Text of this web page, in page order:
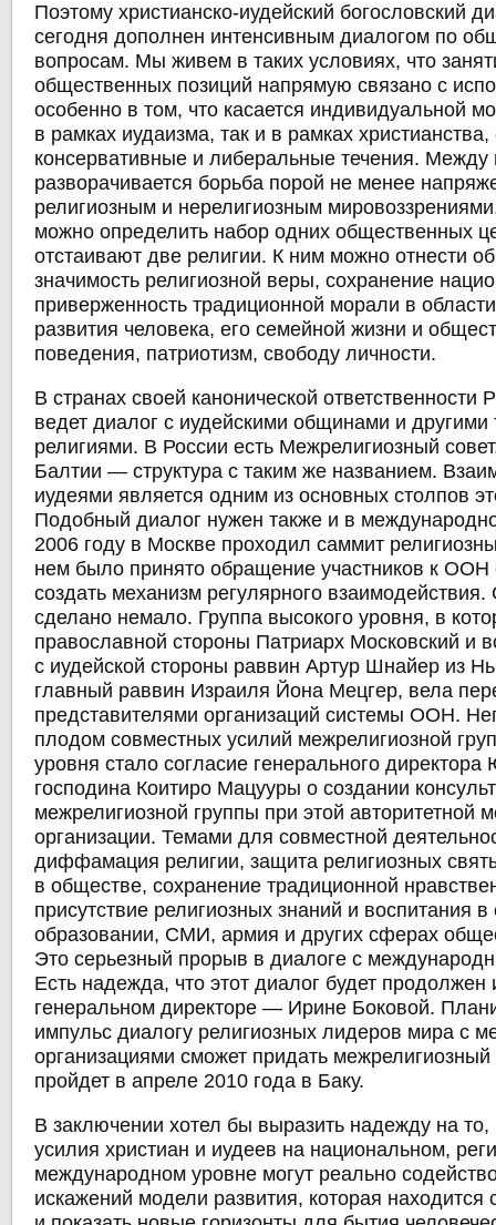
Поэтому христианско-иудейский богословский
сегодня дополнен интенсивным диалогом по
вопросам. Мы живем в таких условиях, что
общественных позиций напрямую связано с
особенно в том, что касается индивидуальной
в рамках иудаизма, так и в рамках христианства,
консервативные и либеральные течения. Между
разворачивается борьба порой не менее
религиозным и нерелигиозным
можно определить набор одних общественных
отстаивают две религии. К ним можно отнести
значимость религиозной веры, сохранение
приверженность традиционной морали в
развития человека, его семейной жизни и
поведения, патриотизм, свободу личности.
В странах своей канонической ответственности
ведет диалог с иудейскими общинами и
религиями. В России есть Межрелигиозный
Балтии — структура с таким же названием.
иудеями является одним из основных столпов
Подобный диалог нужен также и в
2006 году в Москве проходил саммит
нем было принято обращение участников к
создать механизм регулярного
сделано немало. Группа высокого уровня, в
православной стороны Патриарх Московский и
с иудейской стороны раввин Артур Шнайер из
главный раввин Израиля Йона Мецгер, вела
представителями организаций системы ООН.
плодом совместных усилий межрелигиозной
уровня стало согласие генерального
господина Коитиро Мацууры о создании
межрелигиозной группы при этой авторитетной
организации. Темами для совместной
диффамация религии, защита религиозных
в обществе, сохранение традиционной
присутствие религиозных знаний и воспитания в
образовании, СМИ, армия и других сферах
Это серьезный прорыв в диалоге с
Есть надежда, что этот диалог будет
генеральном директоре — Ирине Боковой.
импульс диалогу религиозных лидеров мира с
организациями сможет придать
пройдет в апреле 2010 года в Баку.
В заключении хотел бы выразить надежду на то,
усилия христиан и иудеев на национальном,
международном уровне могут реально
искажений модели развития, которая находится